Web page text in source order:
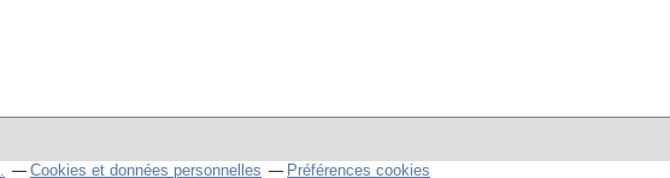
Cookies et données personnelles Préférences cookies